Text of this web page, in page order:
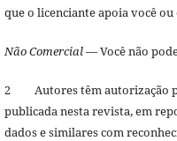
que o licenciante apoia você ou
Não Comercial— Você não
2 Autores têm autorização
publicada nesta revista, em
dados e similares com